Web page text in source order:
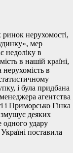
нерухомості,
мер
недоліку в
в нашій країні,
в
і була придбана
агентства
і Приморсько Гінка
деяких
одного удару
поставила